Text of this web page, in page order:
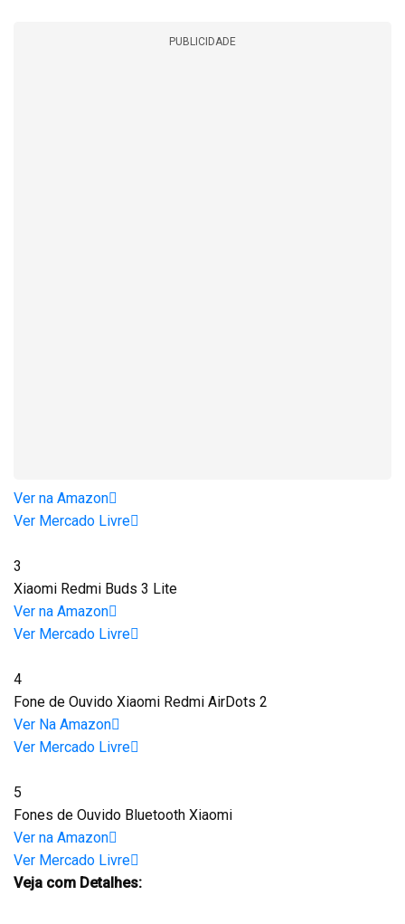
PUBLICIDADE
Ver na Amazon
Ver Mercado Livre
3
Xiaomi Redmi Buds 3 Lite
Ver na Amazon
Ver Mercado Livre
4
Fone de Ouvido Xiaomi Redmi AirDots 2
Ver Na Amazon
Ver Mercado Livre
5
Fones de Ouvido Bluetooth Xiaomi
Ver na Amazon
Ver Mercado Livre
Veja com Detalhes: